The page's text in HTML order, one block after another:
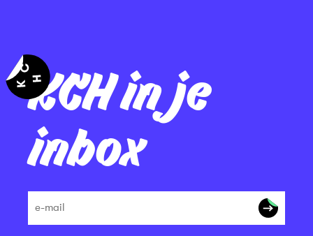
KCH in je
inbox